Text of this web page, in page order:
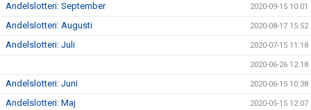
Andelslotteri: September 2020-09-15 10:01
Andelslotteri: Augusti 2020-08-17 15:52
Andelslotteri: Juli 2020-07-15 11:18
2020-06-26 12:18
Andelslotteri: Juni 2020-06-15 10:38
Andelslotteri: Maj 2020-05-15 12:07